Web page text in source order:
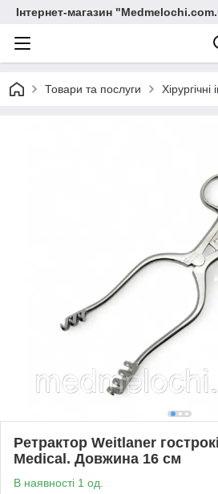
Інтернет-магазин
Товари та послуги
Ретрактор Weitlaner
Medical. Довжина 16 см
В наявності 1 од.